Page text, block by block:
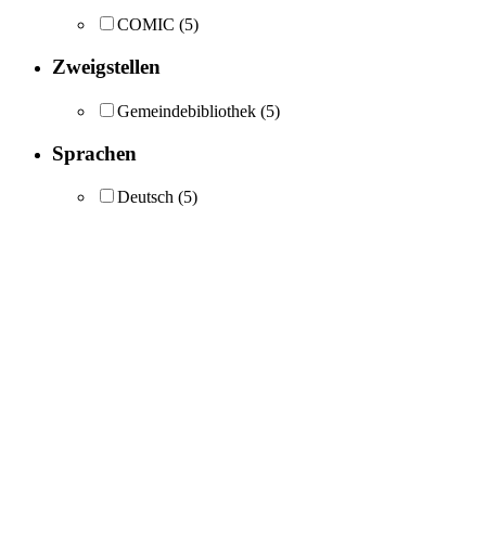
COMIC (5)
Zweigstellen
Gemeindebibliothek (5)
Sprachen
Deutsch (5)